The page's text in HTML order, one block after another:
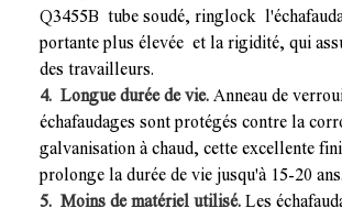
Q3455B tube soudé, ringlock
portante plus élevée et la rigidité, qui
des travailleurs.
4. Longue durée de vie. Anneau de
échafaudages sont protégés contre la
galvanisation à chaud, cette excellente
prolonge la durée de vie jusqu'à 15-20 ans.
5. Moins de matériel utilisé. Les